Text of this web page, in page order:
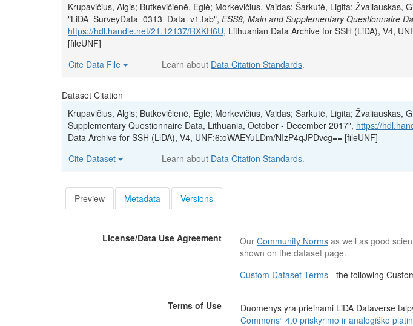
Krupavičius, Algis; Butkevičienė, Eglė; Morkevičius, Vaidas; Šarkutė, Ligita; Žvaliauskas,
"LiDA_SurveyData_0313_Data_v1.tab", ESS8, Main and Supplementary Questionnaire
https://hdl.handle.net/21.12137/RXKH6U, Lithuanian Data Archive for SSH (LiDA), V4,
[fileUNF]
Cite Data File
Learn about Data Citation Standards.
Dataset Citation
Krupavičius, Algis; Butkevičienė, Eglė; Morkevičius, Vaidas; Šarkutė, Ligita; Žvaliauskas,
Supplementary Questionnaire Data, Lithuania, October - December 2017", https://
Data Archive for SSH (LiDA), V4, UNF:6:oWAEYuLDm/NIzP4qJPDvcg== [fileUNF]
Cite Dataset
Learn about Data Citation Standards.
Preview Metadata Versions
License/Data Use Agreement Our Community Normsas well as good
shown on the dataset page.
Custom Dataset Terms - the following
Terms of Use Duomenys yra prieinami LiDA Dataverse
Commons“ 4.0 priskyrimo ir analogiško